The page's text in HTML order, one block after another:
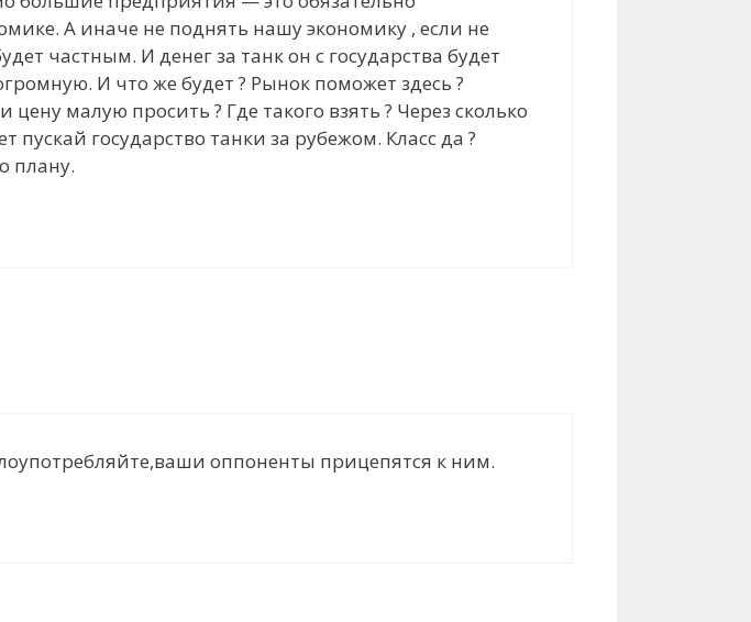
А иначе не поднять нашу экономику , если не
частным. И денег за танк он с государства будет
И что же будет ? Рынок поможет здесь ?
малую просить ? Где такого взять ? Через сколько
пускай государство танки за рубежом. Класс да ?
плану.
оппоненты прицепятся к ним.